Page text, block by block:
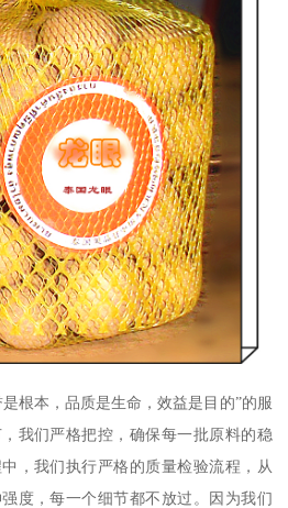
根本，品质是生命，效益是目的”的服
我们严格把控，确保每一批原料的稳
，我们执行严格的质量检验流程，从
度，每一个细节都不放过。因为我们